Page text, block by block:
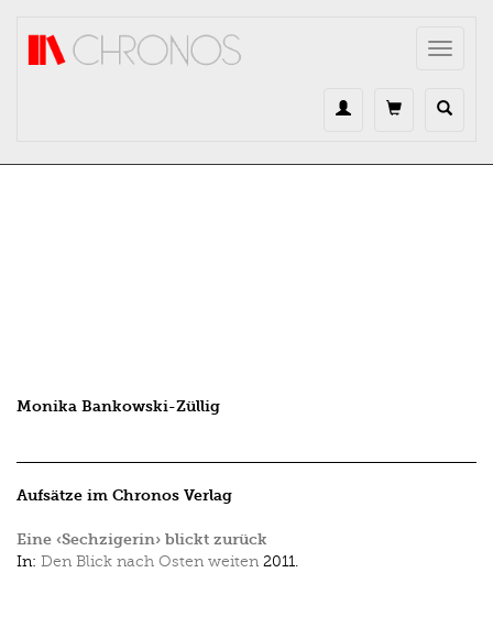
Toggle
Monika Bankowski-Züllig
Aufsätze im Chronos Verlag
Eine ‹Sechzigerin› blickt zurück
In: Den Blick nach Osten weiten 2011.